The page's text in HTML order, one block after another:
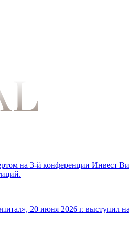
на 3-й конференции Инвест
20 июня 2026 г. выступил